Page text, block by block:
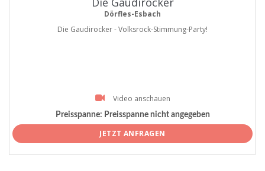
Dörfles-Esbach
Die Gaudirocker - Volksrock-Stimmung-Party!
Video anschauen
Preisspanne: Preisspanne nicht angegeben
JETZT ANFRAGEN